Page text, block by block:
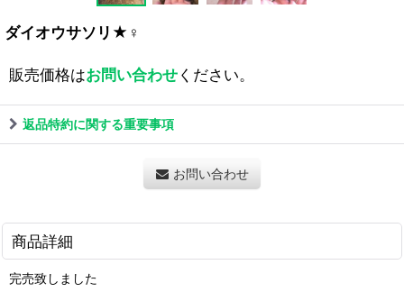
ダイオウサソリ★♀
販売価格はお問い合わせください。
返品特約に関する重要事項
お問い合わせ
商品詳細
完売致しました